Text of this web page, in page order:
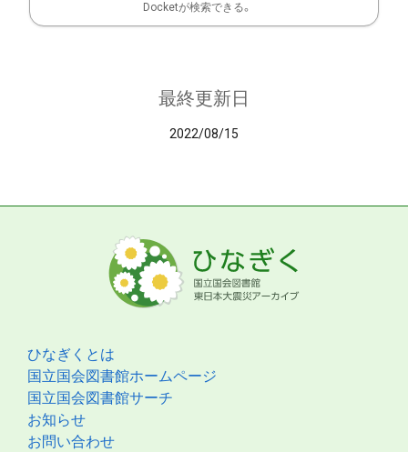
Docketが検索できる。
最終更新日
2022/08/15
ひなぎくとは
国立国会図書館ホームページ
国立国会図書館サーチ
お知らせ
お問い合わせ